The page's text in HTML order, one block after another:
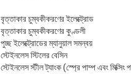
বৃত্তাকার চুম্বকীকরণের ইলেক্ট্রোড
বৃত্তাকার চুম্বকীকরণের কুণ্ডলী
পুচ্ছ ইলেক্ট্রোডের ম্যানুয়াল সমন্বয়
স্টেইনলেস স্টিলের বেসিন
স্টেইনলেস স্টীল ট্যাংক (স্প্রে পাম্প এবং